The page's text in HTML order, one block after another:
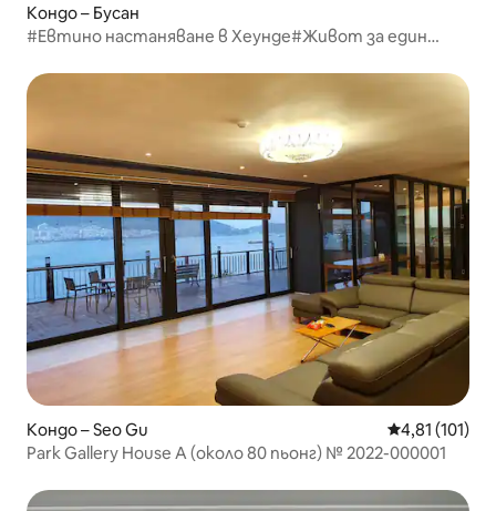
Кондо – Бусан
#Евтино настаняване в Хеунде#Живот за един
пребиваване#Командировка#Практика#Дигитален
номад
Кондо – Seo Gu Средна
4,81 (101)
Park Gallery House A (около 80 пьонг) № 2022-000001